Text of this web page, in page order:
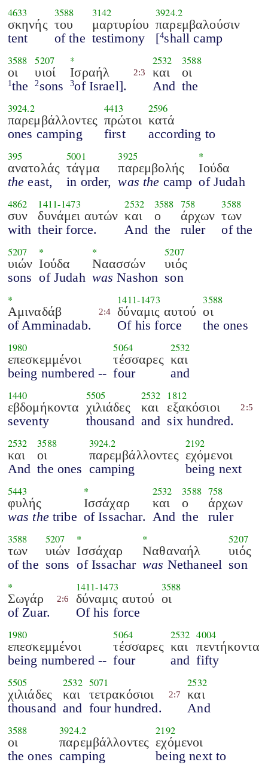
4633
σκηνής
tent
3588
του
of the
3142
μαρτυρίου
testimony
3924.2
παρεμβαλούσιν
[4shall camp
3588
οι
1 the
5207
υιοί
2 sons
*
Ισραήλ
3of Israel].
2:3
2532
και
And
3588
οι
the
3924.2
παρεμβάλλοντες
ones camping
4413
πρώτοι
first
2596
κατά
according to
395
ανατολάς
the east,
5001
τάγμα
in order,
3925
παρεμβολής
was the camp
*
Ιούδα
of Judah
4862
συν
with
1411-1473
δυνάμει αυτών
their force.
2532
και
And
3588
ο
the
758
άρχων
ruler
3588
των
of the
5207
υιών
sons
*
Ιούδα
of Judah
*
Ναασσών
was Nashon
5207
υιός
son
*
Αμιναδάβ
of Amminadab.
2:4
1411-1473
δύναμις αυτού
Of his force
3588
οι
the ones
1980
επεσκεμμένοι
being numbered --
5064
τέσσαρες
four
2532
και
and
1440
εβδομήκοντα
seventy
5505
χιλιάδες
thousand
2532
και
and
1812
εξακόσιοι
six hundred.
2:5
2532
και
And
3588
οι
the ones
3924.2
παρεμβάλλοντες
camping
2192
εχόμενοι
being next
5443
φυλής
was thetribe
*
Ισσάχαρ
of Issachar.
2532
και
And
3588
ο
the
758
άρχων
ruler
3588
των
of the
5207
υιών
sons
*
Ισσάχαρ
of Issachar
*
Ναθαναήλ
was Nethaneel
5207
υιός
son
*
Σωγάρ
of Zuar.
2:6
1411-1473
δύναμις αυτού
Of his force
3588
οι
1980
επεσκεμμένοι
being numbered --
5064
τέσσαρες
four
2532
και
and
4004
πεντήκοντα
fifty
5505
χιλιάδες
thousand
2532
και
and
5071
τετρακόσιοι
four hundred.
2:7
2532
και
And
3588
οι
the ones
3924.2
παρεμβάλλοντες
camping
2192
εχόμενοι
being next to